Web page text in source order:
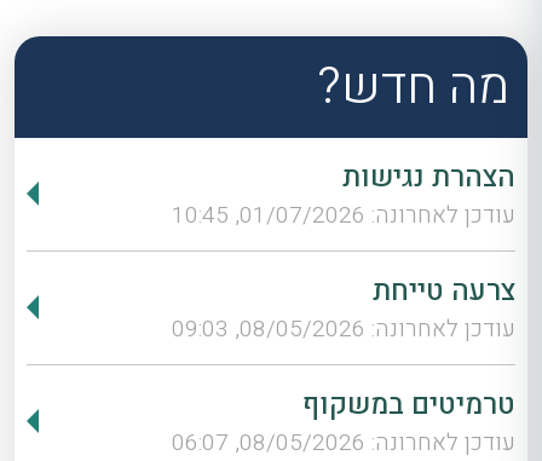
מה חדש?
הצהרת נגישות
עודכן לאחרונה: 01/07/2026, 10:45
צרעה טייחת
עודכן לאחרונה: 08/05/2026, 09:03
טרמיטים במשקוף
עודכן לאחרונה: 08/05/2026, 06:07